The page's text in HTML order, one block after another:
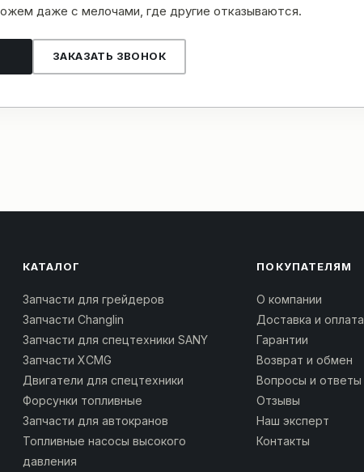
даже с мелочами, где другие отказываются.
ЗАКАЗАТЬ ЗВОНОК
КАТАЛОГ
Запчасти для грейдеров
Запчасти Changlin
Запчасти для спецтехники SANY
Запчасти XCMG
Двигатели для спецтехники
Форсунки топливные
Запчасти для автокранов
Топливные насосы высокого
давления
ПОКУПАТЕЛЯМ
О компании
Доставка и оплата
Гарантии
Возврат и обмен
Вопросы и ответы
Отзывы
Наш эксперт
Контакты